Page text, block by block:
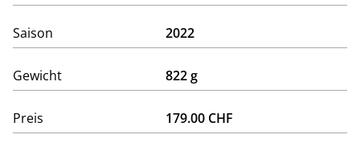
Saison 2022
Gewicht 822 g
Preis 179.00 CHF